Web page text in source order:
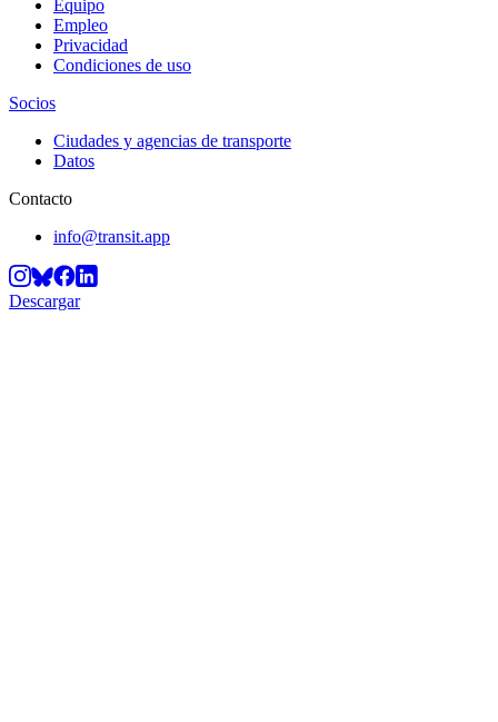
Equipo
Empleo
Privacidad
Condiciones de uso
Socios
Ciudades y agencias de transporte
Datos
Contacto
info@transit.app
Descargar